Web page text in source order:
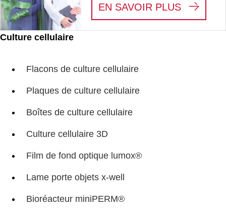
Culture cellulaire
Flacons de culture cellulaire
Plaques de culture cellulaire
Boîtes de culture cellulaire
Culture cellulaire 3D
Film de fond optique lumox®
Lame porte objets x-well
Bioréacteur miniPERM®
EN SAVOIR PLUS: WE